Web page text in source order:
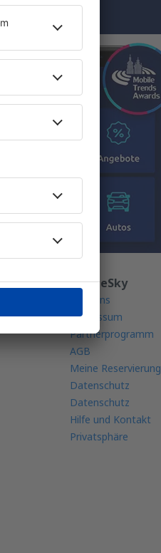
Über eSky
Über uns
Impressum
Partnerprogramm
AGB
Meine Reservierung
Datenschutz
Datenschutz
Hilfe und Kontakt
Privatsphäre